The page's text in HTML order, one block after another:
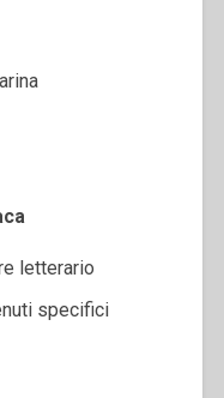
letterario
specifici